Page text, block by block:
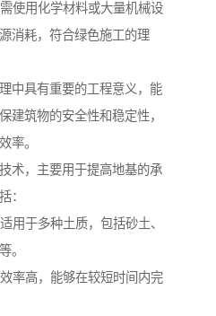
使用化学材料或大量机械设
消耗，符合绿色施工的理
中具有重要的工程意义，能
建筑物的安全性和稳定性，
率。
术，主要用于提高地基的承
：
用于多种土质，包括砂土、
。
率高，能够在较短时间内完